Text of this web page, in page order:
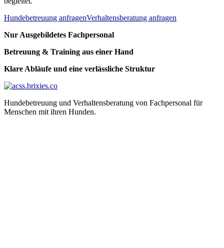
Hundebetreuung anfragenVerhaltensberatung anfragen
Nur Ausgebildetes Fachpersonal
Betreuung & Training aus einer Hand
Klare Abläufe und eine verlässliche Struktur
Hundebetreuung und Verhaltensberatung von Fachpersonal für
Menschen mit ihren Hunden.